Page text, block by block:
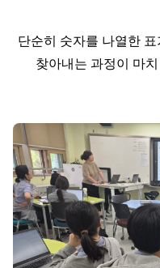
단순히 숫자를 나열한
찾아내는 과정이 마